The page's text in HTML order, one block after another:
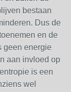
bestaan
Dus de
en de
geen energie
aan invloed op
is een
wel